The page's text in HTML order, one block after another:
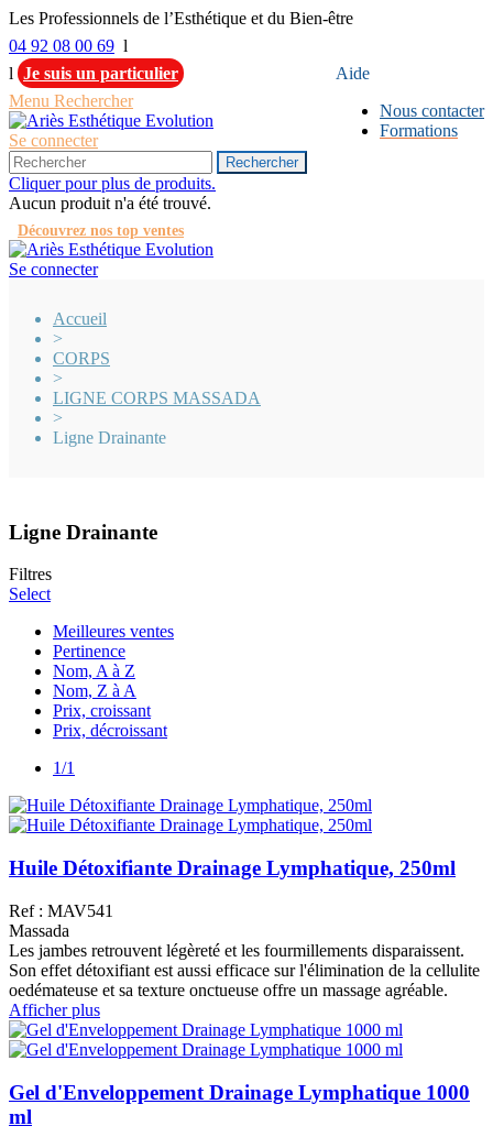
Les Professionnels de l’Esthétique et du Bien-être
04 92 08 00 69 l
Aide
Nous contacter
Formations
l Je suis un particulier
Menu Rechercher
Se connecter
Rechercher
Cliquer pour plus de produits.
Aucun produit n'a été trouvé.
Découvrez nos top ventes
Se connecter
Accueil
>
CORPS
>
LIGNE CORPS MASSADA
>
Ligne Drainante
Ligne Drainante
Filtres
Select
Meilleures ventes
Pertinence
Nom, A à Z
Nom, Z à A
Prix, croissant
Prix, décroissant
1/1
Huile Détoxifiante Drainage Lymphatique, 250ml
Ref : MAV541
Massada
Les jambes retrouvent légèreté et les fourmillements disparaissent.
Son effet détoxifiant est aussi efficace sur l'élimination de la cellulite
oedémateuse et sa texture onctueuse offre un massage agréable.
Afficher plus
Gel d'Enveloppement Drainage Lymphatique 1000
ml